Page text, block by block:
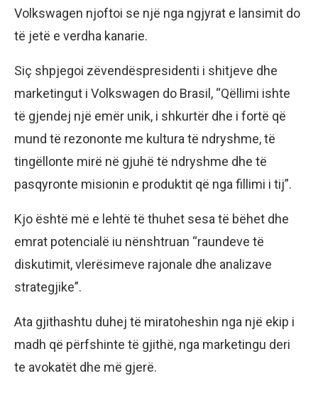
Volkswagen njoftoi se një nga ngjyrat e lansimit do
të jetë e verdha kanarie.
Siç shpjegoi zëvendëspresidenti i shitjeve dhe
marketingut i Volkswagen do Brasil, “Qëllimi ishte
të gjendej një emër unik, i shkurtër dhe i fortë që
mund të rezononte me kultura të ndryshme, të
tingëllonte mirë në gjuhë të ndryshme dhe të
pasqyronte misionin e produktit që nga fillimi i tij”.
Kjo është më e lehtë të thuhet sesa të bëhet dhe
emrat potencialë iu nënshtruan “raundeve të
diskutimit, vlerësimeve rajonale dhe analizave
strategjike”.
Ata gjithashtu duhej të miratoheshin nga një ekip i
madh që përfshinte të gjithë, nga marketingu deri
te avokatët dhe më gjerë.